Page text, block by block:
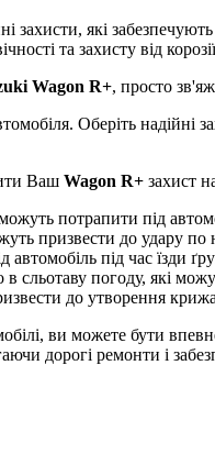
захисти, які
та захисту від
Wagon R+, просто
Оберіть
Ваш Wagon R+ захист
потрапити під
призвести до удару
автомобіль під час
сльотаву погоду, які
до утворення
ви можете бути
дорогі ремонти і